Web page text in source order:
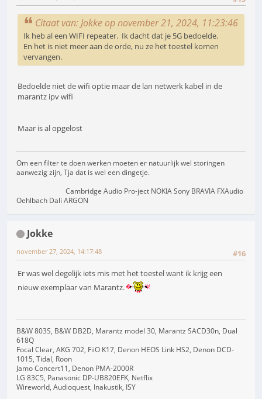
Citaat van: Jokke op november 21, 2024, 11:23:46
Ik heb al een WIFI repeater. Ik dacht dat je 5G bedoelde.
En het is niet meer aan de orde, nu ze het toestel komen
vervangen.
Bedoelde niet de wifi optie maar de lan netwerk kabel in de
marantz ipv wifi
Maar is al opgelost
Om een filter te doen werken moeten er natuurlijk wel storingen
aanwezig zijn, Tja dat is wel een dingetje.
Cambridge Audio Pro-ject NOKIA Sony BRAVIA FXAudio
Oehlbach Dali ARGON
Jokke
#16
november 27, 2024, 14:17:48
Er was wel degelijk iets mis met het toestel want ik krijg een
nieuw exemplaar van Marantz.
B&W 803S, B&W DB2D, Marantz model 30, Marantz SACD30n, Dual
618Q
Focal Clear, AKG 702, FiiO K17, Denon HEOS Link HS2, Denon DCD-
1015, Tidal, Roon
Jamo Concert11, Denon PMA-2000R
LG 83C5, Panasonic DP-UB820EFK, Netflix
Wireworld, Audioquest, Inakustik, ISY